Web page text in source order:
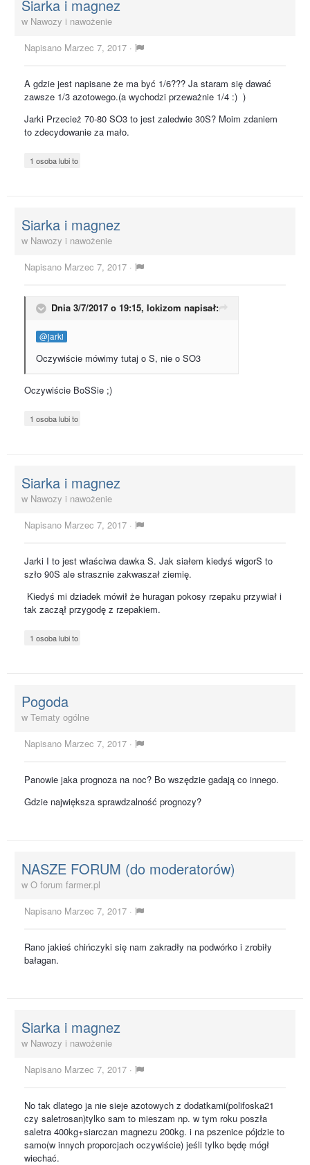
Siarka i magnez
w Nawozy i nawożenie
Napisano Marzec 7, 2017 ·
A gdzie jest napisane że ma być 1/6??? Ja staram się dawać
zawsze 1/3 azotowego.(a wychodzi przeważnie 1/4 :) )
Jarki Przecież 70-80 SO3 to jest zaledwie 30S? Moim zdaniem
to zdecydowanie za mało.
1 osoba lubi to
Siarka i magnez
w Nawozy i nawożenie
Napisano Marzec 7, 2017 ·
Dnia 3/7/2017 o 19:15, lokizom napisał:
@jarki
Oczywiście mówimy tutaj o S, nie o SO3
Oczywiście BoSSie ;)
1 osoba lubi to
Siarka i magnez
w Nawozy i nawożenie
Napisano Marzec 7, 2017 ·
Jarki I to jest właściwa dawka S. Jak siałem kiedyś wigorS to
szło 90S ale strasznie zakwaszał ziemię.
Kiedyś mi dziadek mówił że huragan pokosy rzepaku przywiał i
tak zaczął przygodę z rzepakiem.
1 osoba lubi to
Pogoda
w Tematy ogólne
Napisano Marzec 7, 2017 ·
Panowie jaka prognoza na noc? Bo wszędzie gadają co innego.
Gdzie największa sprawdzalność prognozy?
NASZE FORUM (do moderatorów)
w O forum farmer.pl
Napisano Marzec 7, 2017 ·
Rano jakieś chińczyki się nam zakradły na podwórko i zrobiły
bałagan.
Siarka i magnez
w Nawozy i nawożenie
Napisano Marzec 7, 2017 ·
No tak dlatego ja nie sieje azotowych z dodatkami(polifoska21
czy saletrosan)tylko sam to mieszam np. w tym roku poszła
saletra 400kg+siarczan magnezu 200kg. i na pszenice pójdzie to
samo(w innych proporcjach oczywiście) jeśli tylko będę mógł
wiechać.